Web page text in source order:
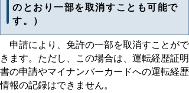
のとおり一部を取消すことも可能で
す。）
申請により、免許の一部を取消すことがで
きます。ただし、この場合は、運転経歴証明
書の申請やマイナンバーカードへの運転経歴
情報の記録はできません。